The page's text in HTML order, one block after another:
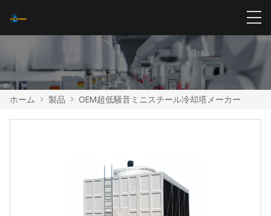
ホーム > 製品 > OEM超低騒音ミニスチール冷却塔メーカー